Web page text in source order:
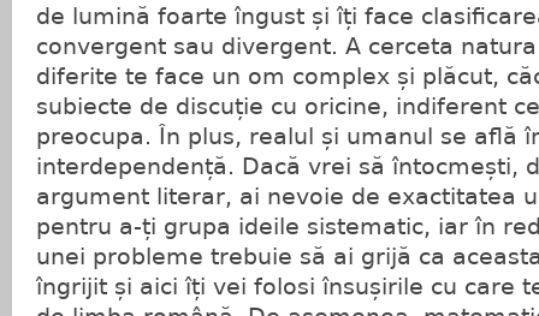
de lumină foarte îngust și îți face
convergent sau divergent. A cerceta
diferite te face un om complex și plăcut,
subiecte de discuție cu oricine, indiferent
preocupa. În plus, realul și umanul se află
interdependență. Dacă vrei să întocmești,
argument literar, ai nevoie de exactitatea
pentru a-ți grupa ideile sistematic, iar în
unei probleme trebuie să ai grijă ca
îngrijit și aici îți vei folosi însușirile cu care